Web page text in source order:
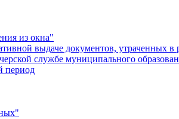
из окна"
выдаче документов, утраченных в
службе муниципального
период